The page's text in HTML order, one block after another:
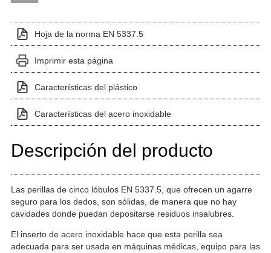
Hoja de la norma EN 5337.5
Imprimir esta página
Características del plástico
Características del acero inoxidable
Descripción del producto
Las perillas de cinco lóbulos EN 5337.5, que ofrecen un agarre
seguro para los dedos, son sólidas, de manera que no hay
cavidades donde puedan depositarse residuos insalubres.
El inserto de acero inoxidable hace que esta perilla sea
adecuada para ser usada en máquinas médicas, equipo para las